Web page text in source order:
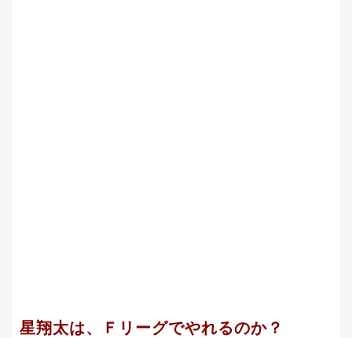
星翔太は、Ｆリーグでやれるのか？